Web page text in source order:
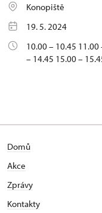
Konopiště
19. 5. 2024
10.00 – 10.45
– 14.45 15.00 –
Domů
Akce
Zprávy
Kontakty